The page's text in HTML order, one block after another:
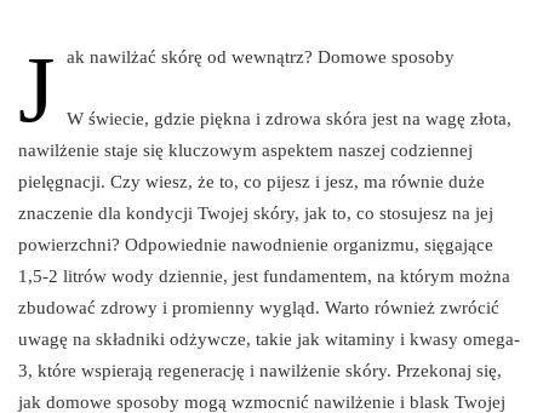
J ak nawilżać skórę od wewnątrz? Domowe sposoby
W świecie, gdzie piękna i zdrowa skóra jest na wagę złota,
nawilżenie staje się kluczowym aspektem naszej codziennej
pielęgnacji. Czy wiesz, że to, co pijesz i jesz, ma równie duże
znaczenie dla kondycji Twojej skóry, jak to, co stosujesz na jej
powierzchni? Odpowiednie nawodnienie organizmu, sięgające
1,5-2 litrów wody dziennie, jest fundamentem, na którym można
zbudować zdrowy i promienny wygląd. Warto również zwrócić
uwagę na składniki odżywcze, takie jak witaminy i kwasy omega-
3, które wspierają regenerację i nawilżenie skóry. Przekonaj się,
jak domowe sposoby mogą wzmocnić nawilżenie i blask Twojej